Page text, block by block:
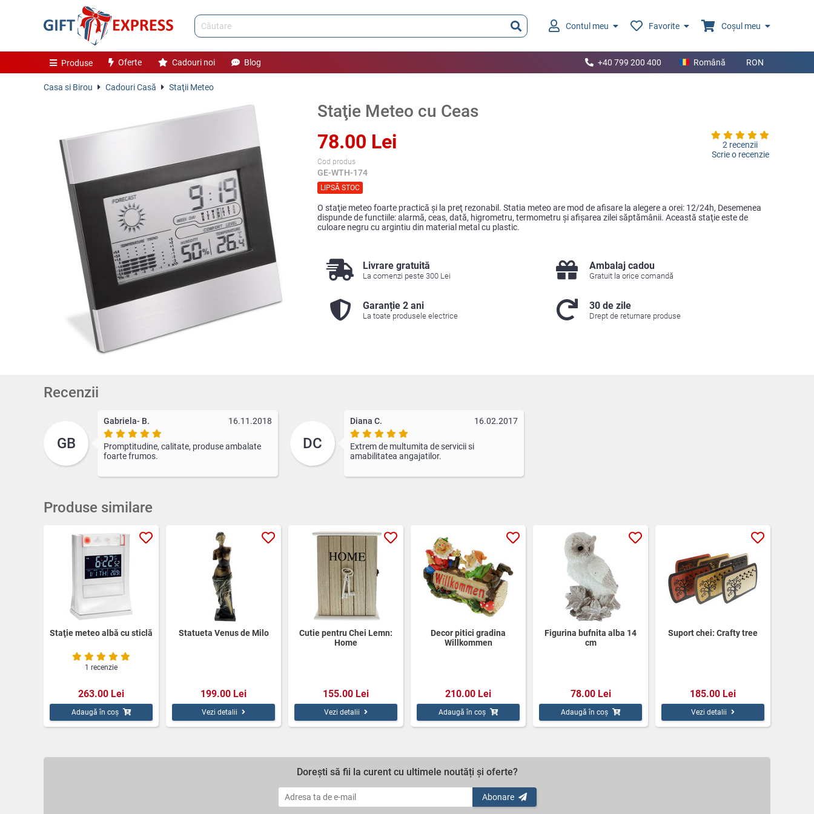
Contul meu Favorite Coșul meu
Produse Oferte Cadouri noi Blog +40 799 200 400 Română RON
Casa si Birou Cadouri Casă Staţii Meteo
Staţie Meteo cu Ceas
78.00 Lei
Cod produs
GE-WTH-174
LIPSĂ STOC
2 recenzii
Scrie o recenzie
O staţie meteo foarte practică şi la preţ rezonabil. Statia meteo are mod de afisare la alegere a orei: 12/24h, Desemenea
dispunde de functiile: alarmă, ceas, dată, higrometru, termometru şi afişarea zilei săptămânii. Această staţie este de
culoare negru cu argintiu din material metal cu plastic.
Livrare gratuită
La comenzi peste 300 Lei
Ambalaj cadou
Gratuit la orice comandă
Garanție 2 ani
La toate produsele electrice
30 de zile
Drept de returnare produse
Recenzii
GB
Gabriela- B. 16.11.2018
Promptitudine, calitate, produse ambalate
foarte frumos.
DC
Diana C. 16.02.2017
Extrem de multumita de servicii si
amabilitatea angajatilor.
Produse similare
Staţie meteo albă cu sticlă
1 recenzie
263.00 Lei
Adaugă în coș
Statueta Venus de Milo
199.00 Lei
Vezi detalii
Cutie pentru Chei Lemn:
Home
155.00 Lei
Vezi detalii
Decor pitici gradina
Willkommen
210.00 Lei
Adaugă în coș
Figurina bufnita alba 14
cm
78.00 Lei
Adaugă în coș
Suport chei: Crafty tree
185.00 Lei
Vezi detalii
Dorești să fii la curent cu ultimele noutăți și oferte?
Abonare